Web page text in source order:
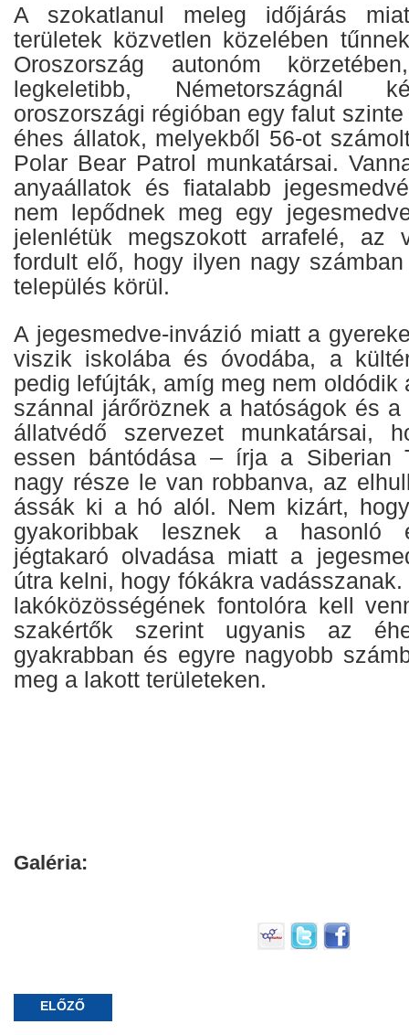
A szokatlanul meleg időjárás
területek közvetlen közelében
Oroszország autonóm
legkeletibb, Németországnál
oroszországi régióban egy falut
éhes állatok, melyekből 56-ot
Polar Bear Patrol munkatársai.
anyaállatok és fiatalabb
nem lepődnek meg egy
jelenlétük megszokott arrafelé, az
fordult elő, hogy ilyen nagy
település körül.
A jegesmedve-invázió miatt a
viszik iskolába és óvodába, a
pedig lefújták, amíg meg nem oldódik
szánnal járőröznek a hatóságok és
állatvédő szervezet munkatársai,
essen bántódása – írja a Siberian
nagy része le van robbanva, az
ássák ki a hó alól. Nem kizárt,
gyakoribbak lesznek a hasonló
jégtakaró olvadása miatt a
útra kelni, hogy fókákra
lakóközösségének fontolóra kell
szakértők szerint ugyanis az
gyakrabban és egyre nagyobb
meg a lakott területeken.
Galéria:
ELŐZŐ